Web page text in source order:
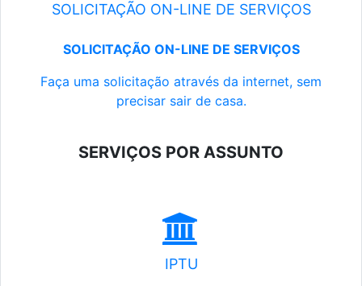
SOLICITAÇÃO ON-LINE DE SERVIÇOS
SOLICITAÇÃO ON-LINE DE SERVIÇOS
Faça uma solicitação através da internet, sem
precisar sair de casa.
SERVIÇOS POR ASSUNTO
IPTU